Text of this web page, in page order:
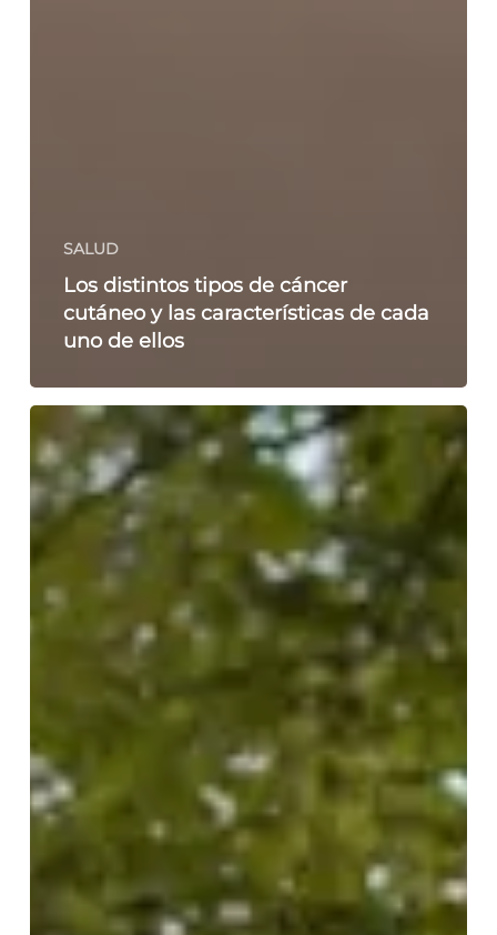
SALUD
Los distintos tipos de cáncer
cutáneo y las características de cada
uno de ellos